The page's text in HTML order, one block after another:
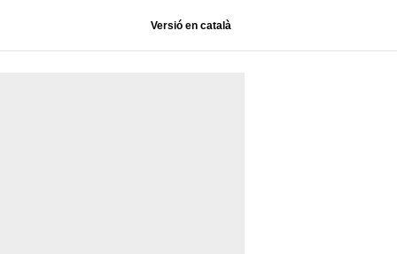
Versió en català